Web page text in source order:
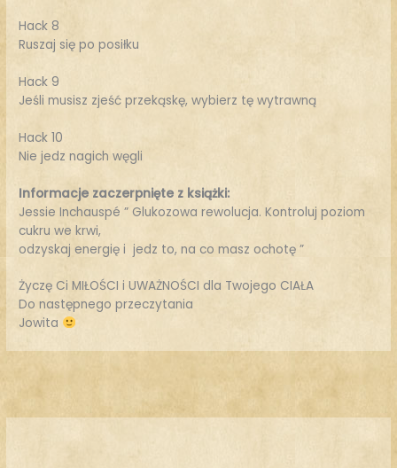
Hack 8
Ruszaj się po posiłku
Hack 9
Jeśli musisz zjeść przekąskę, wybierz tę wytrawną
Hack 10
Nie jedz nagich węgli
Informacje zaczerpnięte z książki:
Jessie Inchauspé ” Glukozowa rewolucja. Kontroluj poziom
cukru we krwi,
odzyskaj energię i jedz to, na co masz ochotę ”
Życzę Ci MIŁOŚCI i UWAŻNOŚCI dla Twojego CIAŁA
Do następnego przeczytania
Jowita